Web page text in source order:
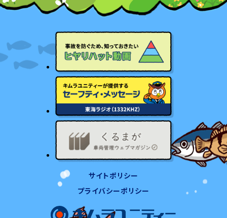
サイトポリシー
プライバシーポリシー